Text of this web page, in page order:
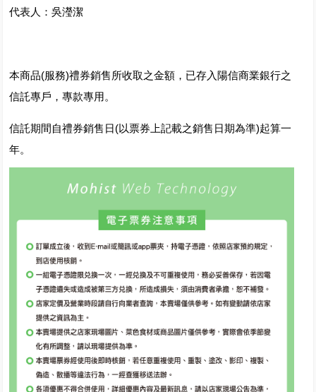
代表人：吳瀅潔
本商品(服務)禮券銷售所收取之金額，已存入陽信商業銀行之
信託專戶，專款專用。
信託期間自禮券銷售日(以票券上記載之銷售日期為準)起算一
年。